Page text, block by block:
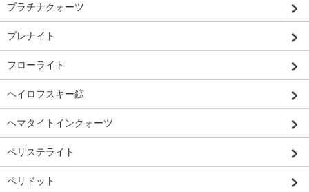
プラチナクォーツ
プレナイト
フローライト
ヘイロフスキー鉱
ヘマタイトインクォーツ
ペリステライト
ペリドット